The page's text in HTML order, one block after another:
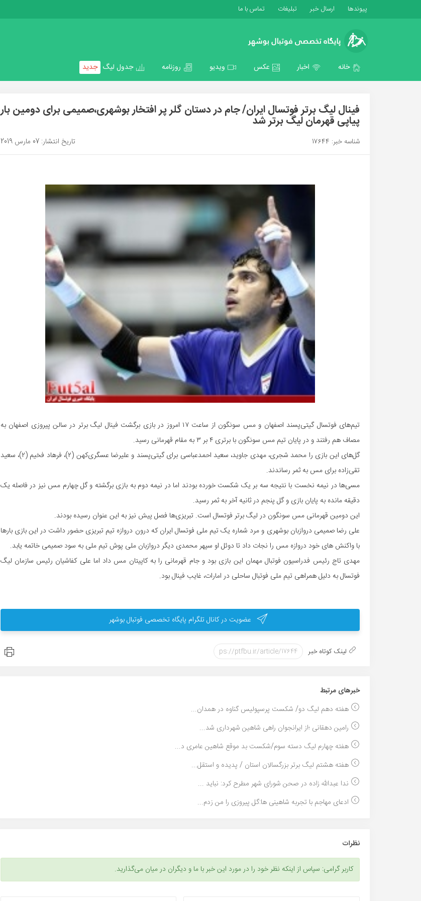
پیوندها ارسال خبر تبلیغات تماس با ما
خانه اخبار عکس ویدیو روزنامه جدول لیگ جدید
فینال لیگ برتر فوتسال ایران/ جام در دستان گلر پر افتخار بوشهری،صمیمی برای دومین بار
پیاپی قهرمان لیگ برتر شد
شناسه خبر: 17644 تاریخ انتشار: 07 مارس 2019
تیم‌های فوتسال گیتی‌پسند اصفهان و مس سونگون
از ساعت ۱۷ امروز در بازی برگشت فینال لیگ برتر در سالن پیروزی اصفهان به
مصاف هم رفتند و در پایان تیم مس سونگون با برتری ۴ بر ۳ به مقام قهرمانی رسید.
گل‌های این بازی را محمد شجری، مهدی جاوید، سعید احمدعباسی برای گیتی‌پسند و علیرضا عسگری‌کهن (۲)، فرهاد فخیم
(۲)، سعید
تقی‌زاده برای مس به ثمر رساندند.
مسی‌ها در نیمه نخست با نتیجه سه بر یک شکست خورده بودند اما در نیمه دوم به بازی برگشته و گل چهارم مس نیز در فاصله یک
دقیقه مانده به پایان بازی و گل پنجم در ثانیه آخر به ثمر رسید.
این دومین قهرمانی مس سونگون در لیگ برتر فوتسال است. تبریزی‌ها فصل پیش نیز به این عنوان رسیده بودند.
علی رضا صمیمی دروازبان بوشهری و مرد شماره یک تیم ملی فوتسال ایران که درون دروازه تیم تبریزی حضور داشت در این بازی بارها
با واکنش های خود دروازه مس را نجات داد تا دوئل او سپهر محمدی دیگر دروازبان ملی پوش تیم ملی به سود صمیمی خاتمه یابد.
مهدی تاج رئیس فدراسیون فوتبال مهمان این بازی بود و جام قهرمانی را به کاپیتان مس داد اما علی کفاشیان رئیس سازمان لیگ
فوتسال به دلیل همراهی تیم ملی فوتبال ساحلی در امارات، غایب فینال بود.
عضویت در کانال تلگرام پایگاه تخصصی فوتبال بوشهر
لینک کوتاه خبر
خبر‌های مرتبط
هفته دهم لیگ دو/ شکست پرسپولیس گناوه در همدان...
رامین دهقانی ؛از ایرانجوان راهی شاهین شهرداری شد...
هفته چهارم لیگ دسته سوم/شکست بد موقع شاهین عامری د...
هفته هشتم لیگ برتر بزرگسالان استان / پدیده و استقل...
ندا عبدالله زاده در صحن شورای شهر مطرح کرد: نباید ...
ادعای مهاجم با تجربه شاهینی ها:گل پیروزی را من زدم...
نظرات
کاربر گرامی: سپاس از اینکه نظر خود را در مورد این خبر با ما و دیگران در میان می‌گذارید.